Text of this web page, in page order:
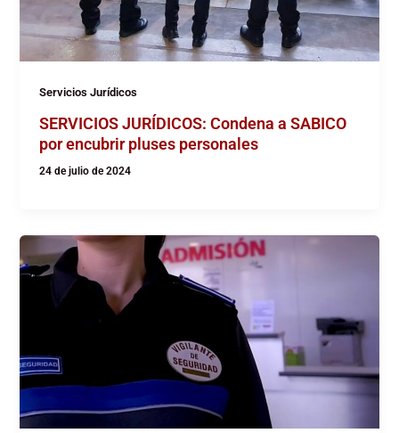
Servicios Jurídicos
SERVICIOS JURÍDICOS: Condena a SABICO
por encubrir pluses personales
24 de julio de 2024